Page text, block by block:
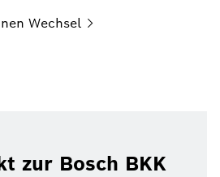
Wechsel
zur Bosch BKK